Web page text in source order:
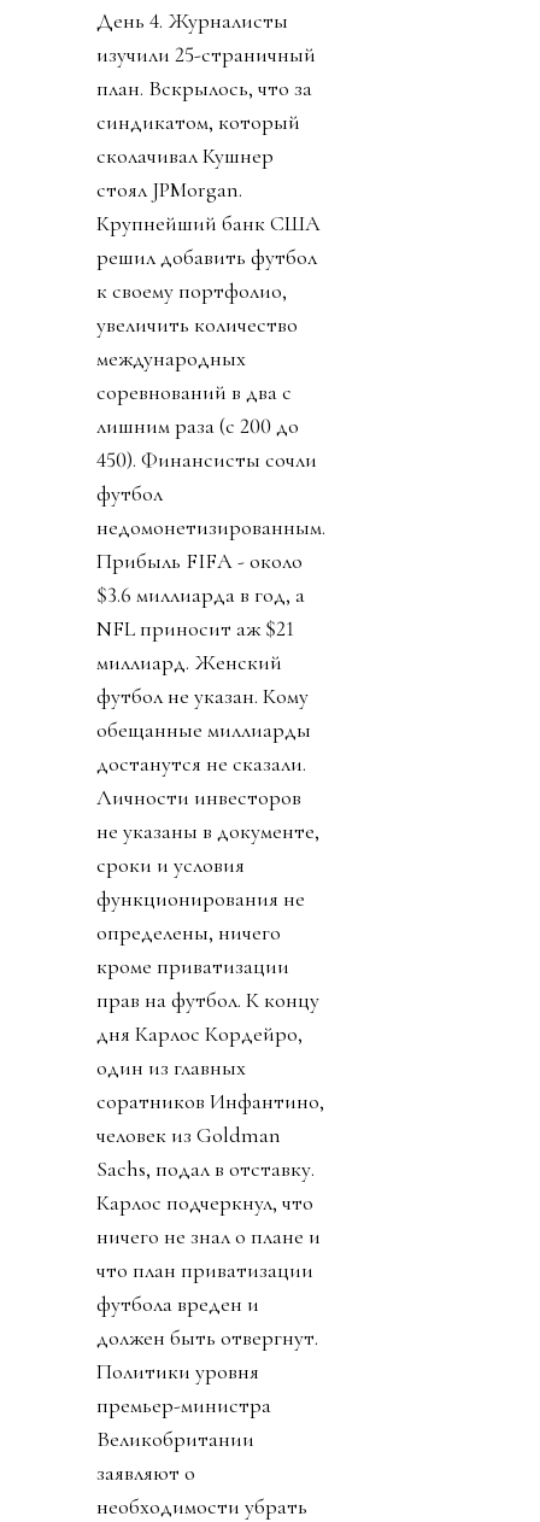
День 4. Журналисты
изучили 25-страничный
план. Вскрылось, что за
синдикатом, который
сколачивал Кушнер
стоял JPMorgan.
Крупнейший банк США
решил добавить футбол
к своему портфолио,
увеличить количество
международных
соревнований в два с
лишним раза (с 200 до
450). Финансисты сочли
футбол
недомонетизированным.
Прибыль FIFA - около
$3.6 миллиарда в год, а
NFL приносит аж $21
миллиард. Женский
футбол не указан. Кому
обещанные миллиарды
достанутся не сказали.
Личности инвесторов
не указаны в документе,
сроки и условия
функционирования не
определены, ничего
кроме приватизации
прав на футбол. К концу
дня Карлос Кордейро,
один из главных
соратников Инфантино,
человек из Goldman
Sachs, подал в отставку.
Карлос подчеркнул, что
ничего не знал о плане и
что план приватизации
футбола вреден и
должен быть отвергнут.
Политики уровня
премьер-министра
Великобритании
заявляют о
необходимости убрать